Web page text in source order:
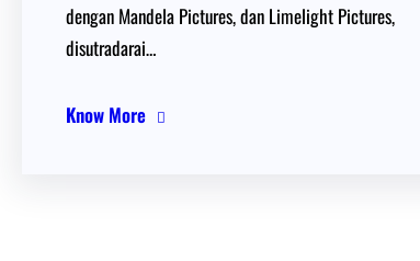
dengan Mandela Pictures, dan Limelight Pictures,
disutradarai…
Know More